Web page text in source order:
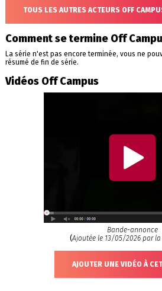
TOUS LES AUTRES ACTEURS OFF
Comment se termine Off
La série n'est pas encore terminée, vous ne
résumé de fin de série.
Vidéos Off Campus
Bande-annonce
(Ajoutée le 13/05/2026 par
AJOUTER UNE VIDÉO À